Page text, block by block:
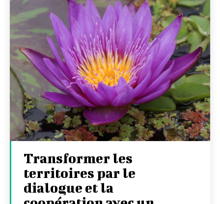
Transformer les
territoires par le
dialogue et la